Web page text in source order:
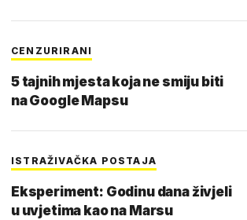
CENZURIRANI
5 tajnih mjesta koja ne smiju biti
na Google Mapsu
ISTRAŽIVAČKA POSTAJA
Eksperiment: Godinu dana živjeli
u uvjetima kao na Marsu